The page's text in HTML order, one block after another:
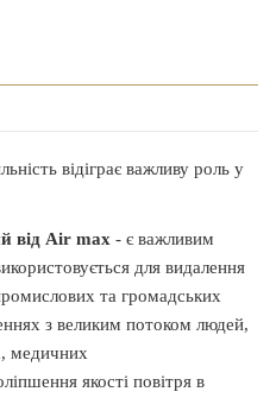
відіграє важливу роль у
від Air max - є важливим
для видалення
та громадських
з великим потоком людей,
медичних
якості повітря в